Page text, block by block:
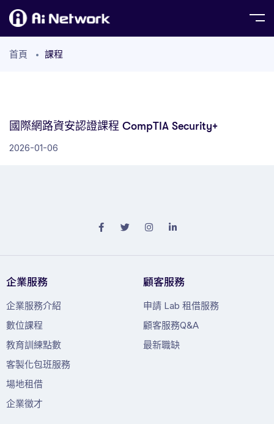
首頁 課程
國際網路資安認證課程 CompTIA Security+
2026-01-06
企業服務
企業服務介紹
數位課程
教育訓練點數
客製化包班服務
場地租借
企業徵才
顧客服務
申請 Lab 租借服務
顧客服務Q&A
最新職缺